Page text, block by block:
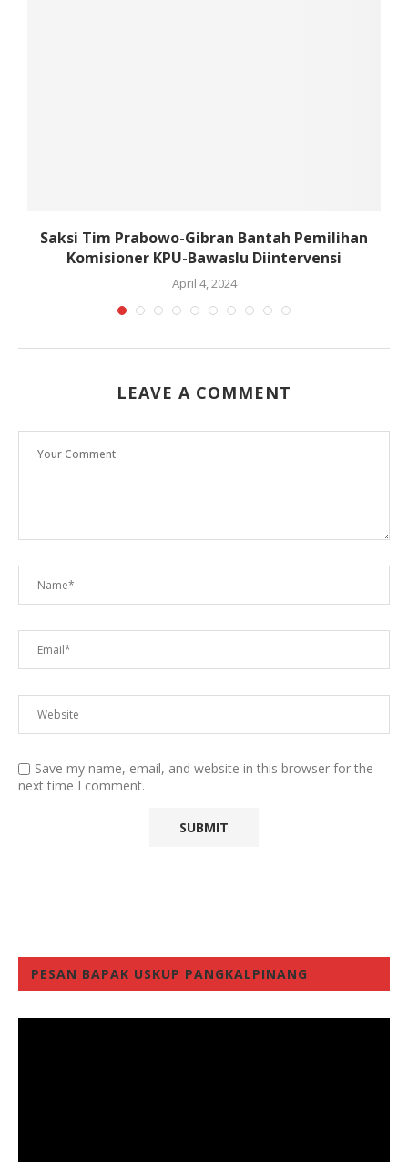
Saksi Tim Prabowo-Gibran Bantah Pemilihan
Komisioner KPU-Bawaslu Diintervensi
April 4, 2024
LEAVE A COMMENT
Save my name, email, and website in this browser for the
next time I comment.
PESAN BAPAK USKUP PANGKALPINANG